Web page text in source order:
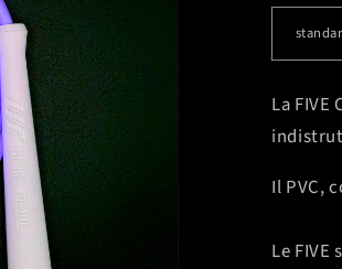
La
Il PVC,
Le